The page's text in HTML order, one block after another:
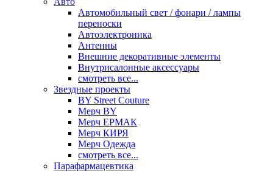
Автомобильный свет / фонари / лампы
переноски
Автоэлектроника
Антенны
Внешние декоративные элементы
Внутрисалонные аксессуары
смотреть все...
Звездные проекты
BY Street Couture
Мерч BY
Мерч ЕРМАК
Мерч КИРЯ
Мерч Одежда
смотреть все...
Парафармацевтика